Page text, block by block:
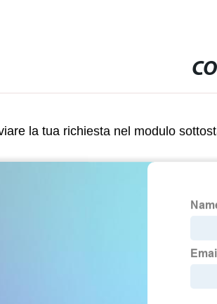
la tua richiesta nel modulo